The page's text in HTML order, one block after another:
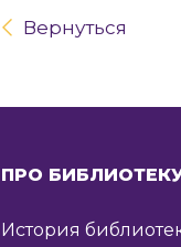
Вернуться
ПРО
История